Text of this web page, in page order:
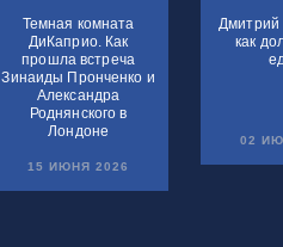
Темная комната
ДиКаприо. Как
прошла встреча
Зинаиды Пронченко и
Александра
Роднянского в
Лондоне
15 ИЮНЯ 2026
Дмитрий
как
02